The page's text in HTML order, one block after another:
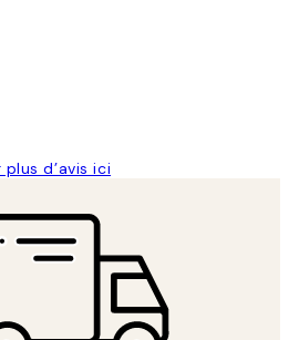
plus d’avis ici